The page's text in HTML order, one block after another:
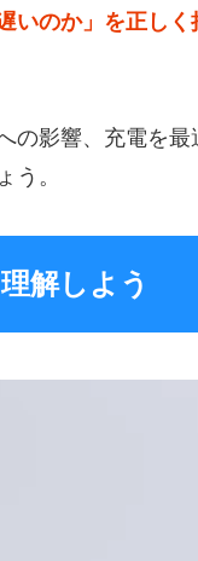
いのか」を正し
の影響、充電を最
う。
解しよう